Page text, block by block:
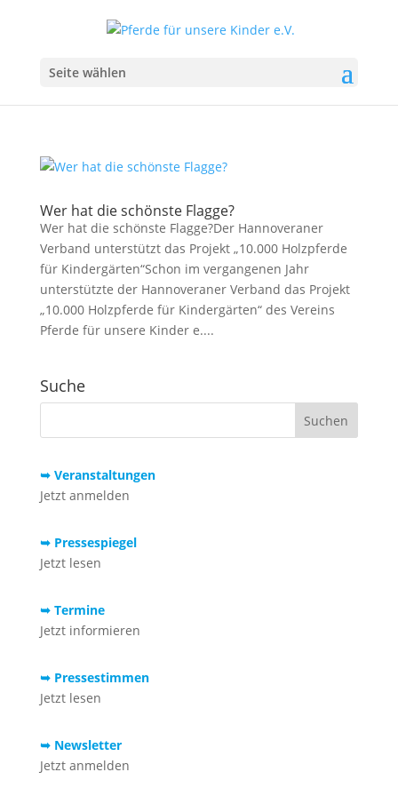
Seite wählen
Wer hat die schönste Flagge?
Wer hat die schönste Flagge?Der Hannoveraner
Verband unterstützt das Projekt „10.000 Holzpferde
für Kindergärten“Schon im vergangenen Jahr
unterstützte der Hannoveraner Verband das Projekt
„10.000 Holzpferde für Kindergärten“ des Vereins
Pferde für unsere Kinder e....
Suche
➥ Veranstaltungen
Jetzt anmelden
➥ Pressespiegel
Jetzt lesen
➥ Termine
Jetzt informieren
➥ Pressestimmen
Jetzt lesen
➥ Newsletter
Jetzt anmelden